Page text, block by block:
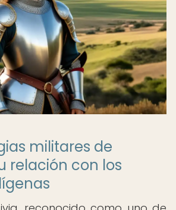
militares de
relación con los